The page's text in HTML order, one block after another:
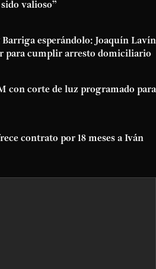
valioso”
esperándolo: Joaquín Lavín
para cumplir arresto domiciliario
con corte de luz programado para
contrato por 18 meses a Iván